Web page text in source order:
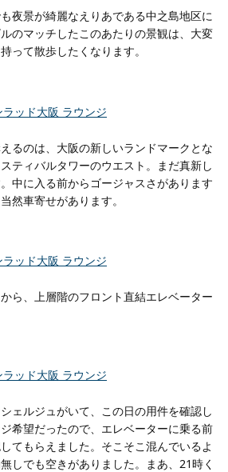
夜景が綺麗なえりあである中之島地区に
のマッチしたこのあたりの景観は、大変
って散歩したくなります。
るのは、大阪の新しいランドマークとな
ティバルタワーのウエスト。まだ真新し
中に入る前からゴージャスさがあります
然車寄せがあります。
ら、上層階のフロント直結エレベーター
ェルジュがいて、この日の用件を確認し
希望だったので、エレベーターに乗る前
てもらえました。そこそこ混んでいるよ
しでも空きがありました。まあ、21時く